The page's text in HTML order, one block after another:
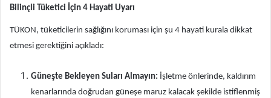
Bilinçli Tüketici İçin 4 Hayati Uyarı
TÜKON, tüketicilerin sağlığını koruması için şu 4 hayati kurala dikkat
etmesi gerektiğini açıkladı:
Güneşte Bekleyen Suları Almayın: İşletme önlerinde, kaldırım
kenarlarında doğrudan güneşe maruz kalacak şekilde istiflenmiş